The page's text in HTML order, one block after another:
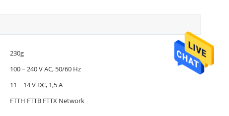
230g
100 ~ 240 V AC, 50/60 Hz
11 ~ 14 V DC, 1,5 A
FTTH FTTB FTTX Network